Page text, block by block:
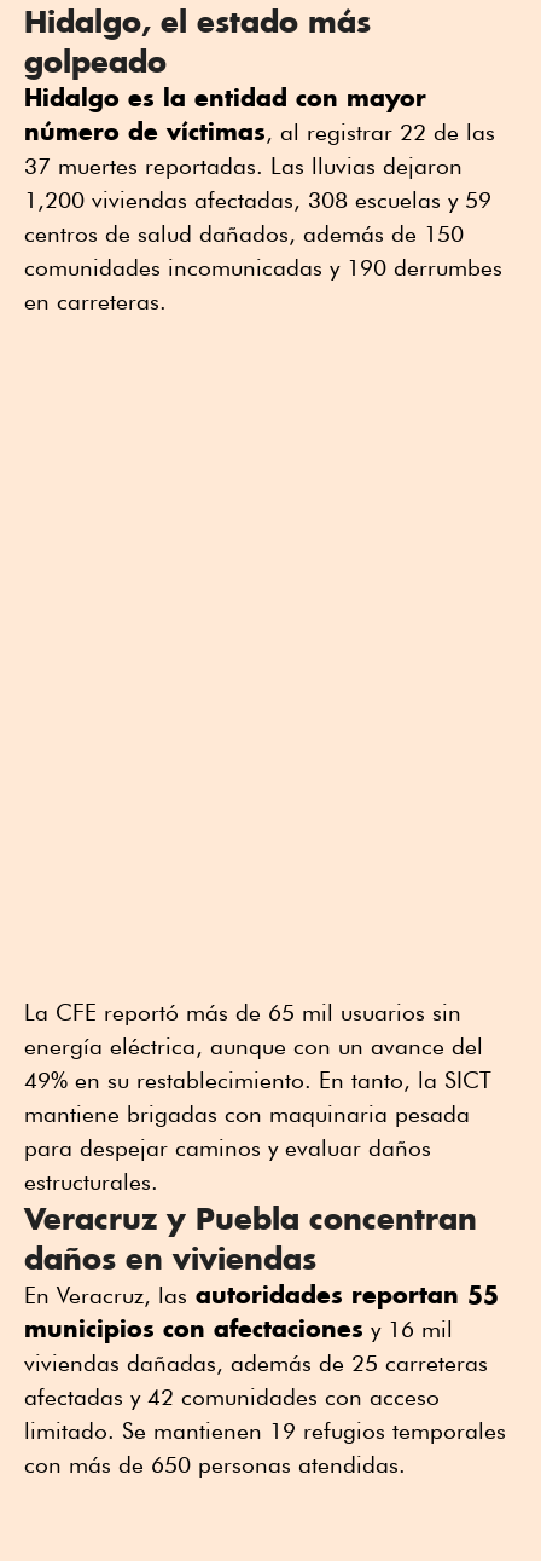
Hidalgo, el estado más
golpeado
Hidalgo es la entidad con mayor
número de víctimas, al registrar 22 de las
37 muertes reportadas. Las lluvias dejaron
1,200 viviendas afectadas, 308 escuelas y 59
centros de salud dañados, además de 150
comunidades incomunicadas y 190 derrumbes
en carreteras.
La CFE reportó más de 65 mil usuarios sin
energía eléctrica, aunque con un avance del
49% en su restablecimiento. En tanto, la SICT
mantiene brigadas con maquinaria pesada
para despejar caminos y evaluar daños
estructurales.
Veracruz y Puebla concentran
daños en viviendas
En Veracruz, las autoridades reportan 55
municipios con afectaciones y 16 mil
viviendas dañadas, además de 25 carreteras
afectadas y 42 comunidades con acceso
limitado. Se mantienen 19 refugios temporales
con más de 650 personas atendidas.